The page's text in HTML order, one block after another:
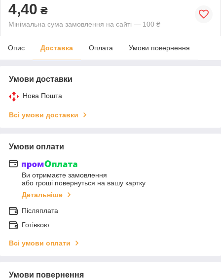
4,40 ₴
Мінімальна сума замовлення на сайті — 100 ₴
Опис Доставка Оплата Умови повернення
Умови доставки
Нова Пошта
Всі умови доставки
Умови оплати
Ви отримаєте замовлення
або гроші повернуться на вашу картку
Детальніше
Післяплата
Готівкою
Всі умови оплати
Умови повернення